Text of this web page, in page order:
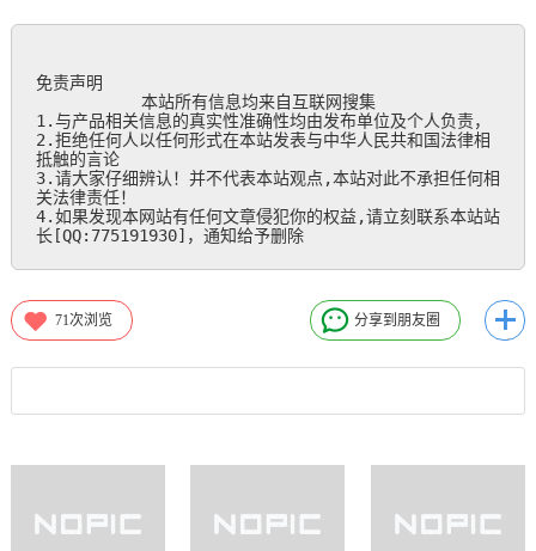
免责声明
本站所有信息均来自互联网搜集
1.与产品相关信息的真实性准确性均由发布单位及个人负责，
2.拒绝任何人以任何形式在本站发表与中华人民共和国法律相
抵触的言论
3.请大家仔细辨认！并不代表本站观点,本站对此不承担任何相
关法律责任！
4.如果发现本网站有任何文章侵犯你的权益,请立刻联系本站站
长[QQ:775191930]，通知给予删除
71次浏览 分享到朋友圈